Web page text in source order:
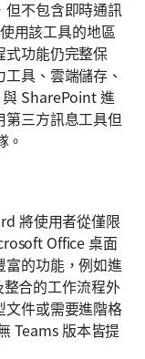
但不包含即時通訊
用該工具的地區
式功能仍完整保
具、雲端儲存、
SharePoint 進
三方訊息工具但
。
將使用者從僅限
Office 桌面
的功能，例如進
合的工作流程外
文件或需要進階格
Teams 版本皆提